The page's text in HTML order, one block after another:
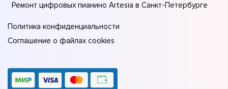
Ремонт цифровых пианино Artesia в Санкт-Петербурге
Политика конфиденциальности
Соглашение о файлах cookies